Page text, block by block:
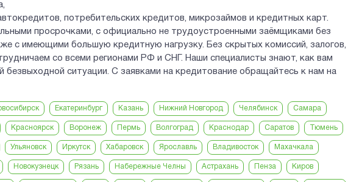
потребительских кредитов, микрозаймов и кредитных карт.
просрочками, с официально не трудоустроенными заёмщиками без
с имеющими большую кредитную нагрузку. Без скрытых комиссий, залогов,
со всеми регионами РФ и СНГ. Наши специалисты знают, как вам
ситуации. С заявками на кредитование обращайтесь к нам на
Екатеринбург Казань Нижний Новгород Челябинск Самара
Красноярск Воронеж Пермь Волгоград Краснодар Саратов Тюмень
Ульяновск Иркутск Хабаровск Ярославль Владивосток Махачкала
Новокузнецк Рязань Набережные Челны Астрахань Пенза Киров